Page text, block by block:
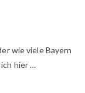
wie viele Bayern
ich hier …